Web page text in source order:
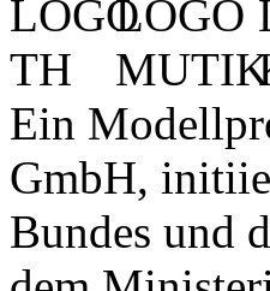
Ein
GmbH,
Bundes und